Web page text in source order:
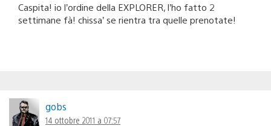
Caspita! io l’ordine della EXPLORER, l’ho fatto 2
settimane fà! chissa’ se rientra tra quelle prenotate!
gobs
14 ottobre 2011 a 07:57